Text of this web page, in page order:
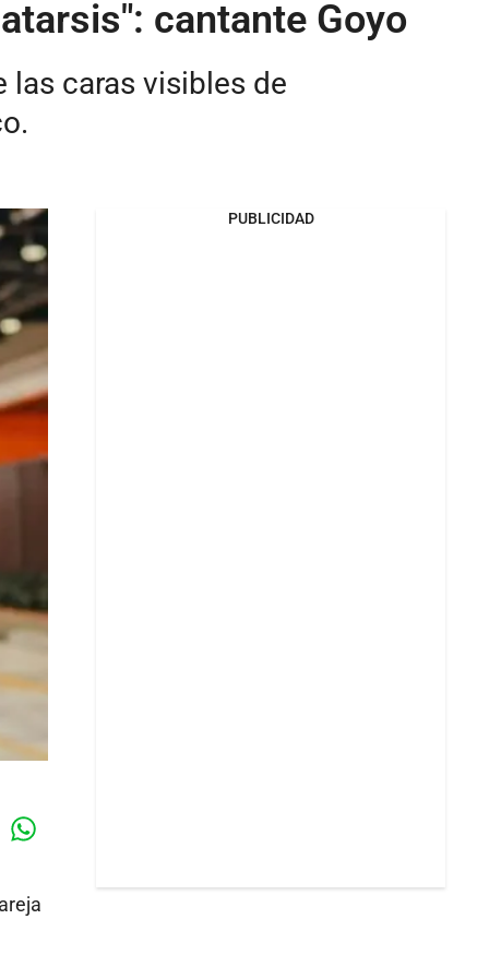
cantante Goyo
las caras visibles de
PUBLICIDAD